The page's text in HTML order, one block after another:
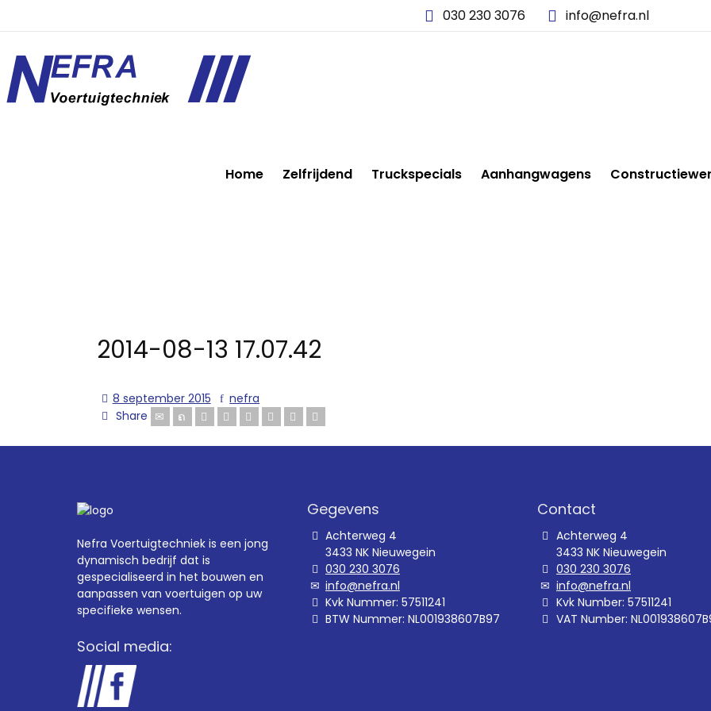
030 230 3076 info@nefra.nl
Home Zelfrijdend Truckspecials Aanhangwagens
2014-08-13 17.07.42
8 september 2015
nefra
Share
Nefra Voertuigtechniek is een jong
dynamisch bedrijf dat is
gespecialiseerd in het bouwen en
aanpassen van voertuigen op uw
specifieke wensen.
Social media:
Gegevens
Achterweg 4
3433 NK Nieuwegein
030 230 3076
info@nefra.nl
Kvk Nummer: 57511241
BTW Nummer: NL001938607B97
Contact
Achterweg 4
3433 NK Nieuwegein
030 230 3076
info@nefra.nl
Kvk Number: 57511241
VAT Number: